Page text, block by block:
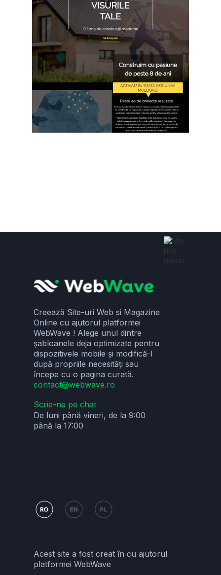
Acest site a fost creat în cu ajutorul
platformei WebWave
Creează Site-uri Web si Magazine
Online cu ajutorul platformei
WebWave ! Alege unul dintre
șabloanele deja optimizate pentru
dispozitivele mobile și modifică-l
după propriile necesități sau
începe cu o pagina curată.
contact@webwave.ro
Scrie-ne pe chat
De luni până vineri, de la 9:00
până la 17:00